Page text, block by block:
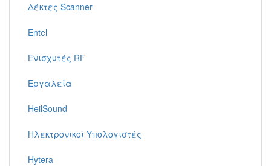
Δέκτες Scanner
Entel
Ενισχυτές RF
Εργαλεία
HeilSound
Ηλεκτρονικοί Υπολογιστές
Hytera